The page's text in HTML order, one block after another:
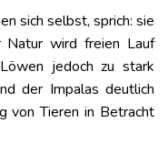
sich selbst, sprich: sie
Natur wird freien Lauf
jedoch zu stark
der Impalas deutlich
von Tieren in Betracht